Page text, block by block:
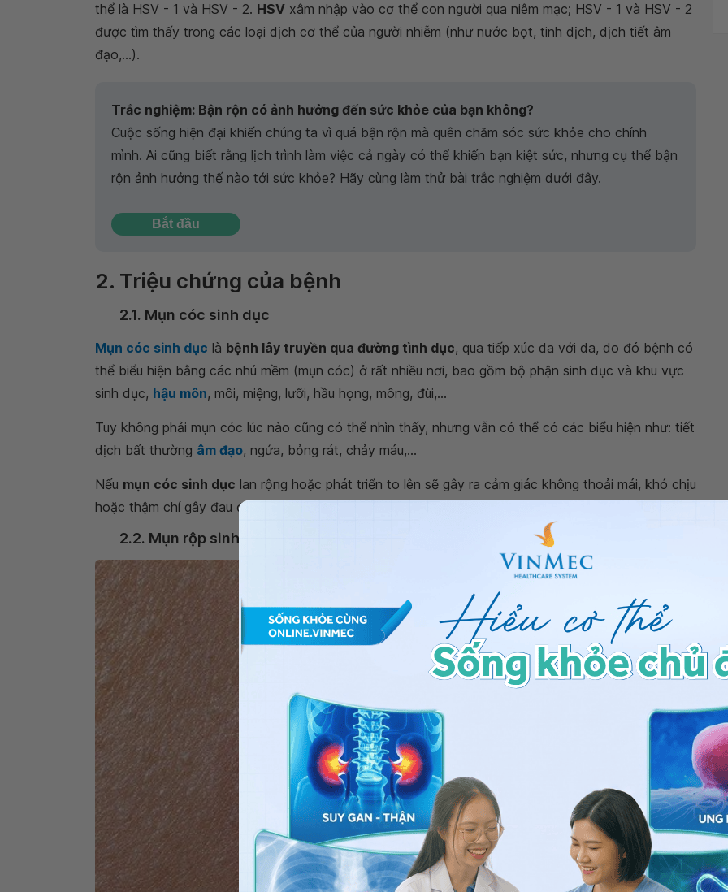
thể là HSV - 1 và HSV - 2. HSV xâm nhập vào cơ thể con người qua niêm mạc; HSV - 1 và HSV - 2
được tìm thấy trong các loại dịch cơ thể của người nhiễm (như nước bọt, tinh dịch, dịch tiết âm
đạo,...).
Trắc nghiệm: Bận rộn có ảnh hưởng đến sức khỏe của bạn không?
Cuộc sống hiện đại khiến chúng ta vì quá bận rộn mà quên chăm sóc sức khỏe cho chính
mình. Ai cũng biết rằng lịch trình làm việc cả ngày có thể khiến bạn kiệt sức, nhưng cụ thể bận
rộn ảnh hưởng thế nào tới sức khỏe? Hãy cùng làm thử bài trắc nghiệm dưới đây.
Bắt đầu
2. Triệu chứng của bệnh
2.1. Mụn cóc sinh dục
Mụn cóc sinh dục là bệnh lây truyền qua đường tình dục, qua tiếp xúc da với da, do đó bệnh có
thể biểu hiện bằng các nhú mềm (mụn cóc) ở rất nhiều nơi, bao gồm bộ phận sinh dục và khu vực
sinh dục, hậu môn, môi, miệng, lưỡi, hầu họng, mông, đùi,...
Tuy không phải mụn cóc lúc nào cũng có thể nhìn thấy, nhưng vẫn có thể có các biểu hiện như: tiết
dịch bất thường âm đạo, ngứa, bỏng rát, chảy máu,...
Nếu mụn cóc sinh dục lan rộng hoặc phát triển to lên sẽ gây ra cảm giác không thoải mái, khó chịu
hoặc thậm chí gây đau đớn.
2.2. Mụn rộp sinh dục